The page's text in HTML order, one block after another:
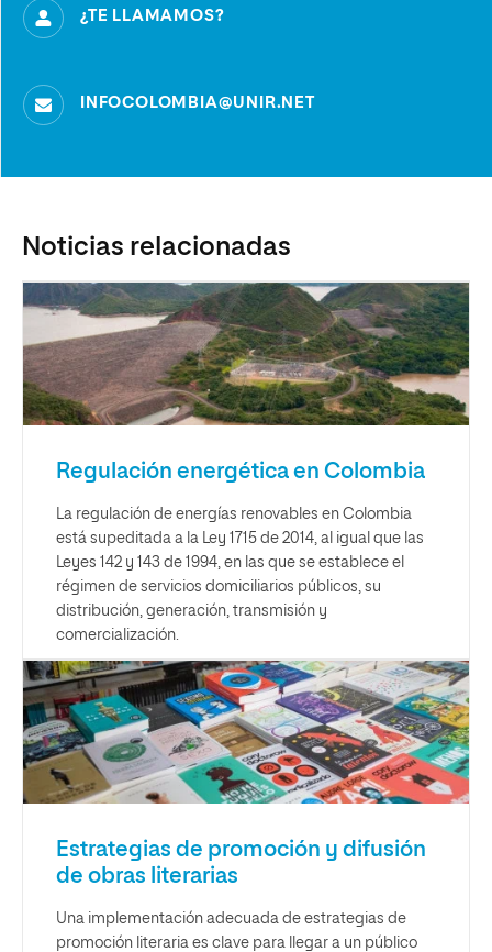
¿TE LLAMAMOS?
INFOCOLOMBIA@UNIR.NET
Noticias relacionadas
Regulación energética en Colombia
La regulación de energías renovables en Colombia
está supeditada a la Ley 1715 de 2014, al igual que las
Leyes 142 y 143 de 1994, en las que se establece el
régimen de servicios domiciliarios públicos, su
distribución, generación, transmisión y
comercialización.
Estrategias de promoción y difusión
de obras literarias
Una implementación adecuada de estrategias de
promoción literaria es clave para llegar a un público